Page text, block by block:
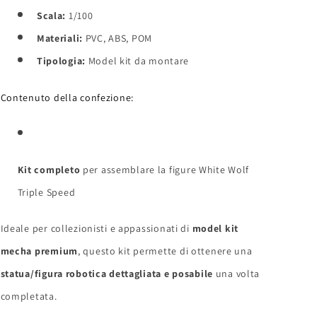
Scala: 1/100
Materiali: PVC, ABS, POM
Tipologia: Model kit da montare
Contenuto della confezione:
Kit completo per assemblare la figure White Wolf
Triple Speed
Ideale per collezionisti e appassionati di model kit
mecha premium, questo kit permette di ottenere una
statua/figura robotica dettagliata e posabile una volta
completata.